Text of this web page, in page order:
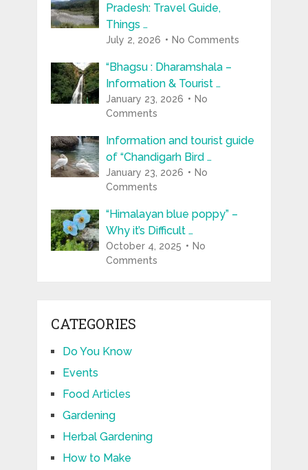
Pradesh: Travel Guide,
Things …
July 2, 2026 No Comments
“Bhagsu : Dharamshala –
Information & Tourist …
January 23, 2026
No
Comments
Information and tourist guide
of “Chandigarh Bird …
January 23, 2026
No
Comments
“Himalayan blue poppy” –
Why it’s Difficult …
October 4, 2025
No
Comments
CATEGORIES
Do You Know
Events
Food Articles
Gardening
Herbal Gardening
How to Make